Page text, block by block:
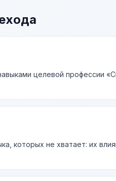
целевой профессии
которых не хватает: их